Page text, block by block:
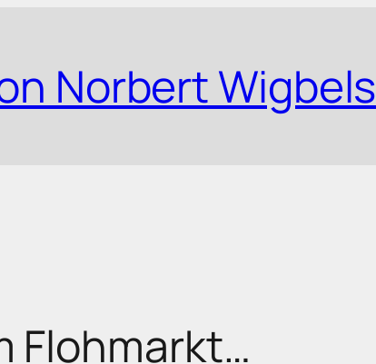
Norbert Wigbels
Flohmarkt…